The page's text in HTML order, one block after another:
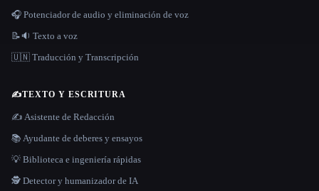
🎧 Potenciador de audio y eliminación de voz
📝🔉 Texto a voz
🇺🇳 Traducción y Transcripción
✍️TEXTO Y ESCRITURA
✍️ Asistente de Redacción
📚 Ayudante de deberes y ensayos
💡 Biblioteca e ingeniería rápidas
🕵️ Detector y humanizador de IA